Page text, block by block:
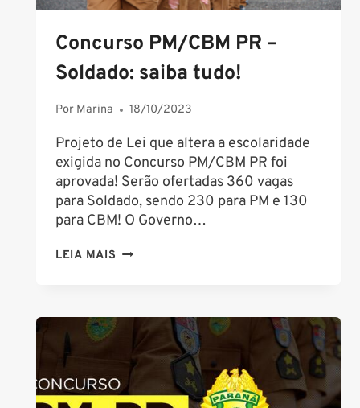
Concurso PM/CBM PR –
Soldado: saiba tudo!
Por Marina 18/10/2023
Projeto de Lei que altera a escolaridade
exigida no Concurso PM/CBM PR foi
aprovada! Serão ofertadas 360 vagas
para Soldado, sendo 230 para PM e 130
para CBM! O Governo…
LEIA MAIS CONCURSO
SOLDADO:
SAIBA
TUDO!